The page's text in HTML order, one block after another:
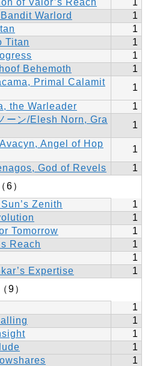
of Valor’s Reach
1
Warlord
1
1
Titan
1
1
Behemoth
1
Primal Calamit
1
the Warleader
1
ーン/Elesh Norn, Gra
1
Angel of Hop
1
God of Revels
1
6）
Zenith
1
1
Tomorrow
1
Reach
1
1
Expertise
1
9）
1
1
1
1
1